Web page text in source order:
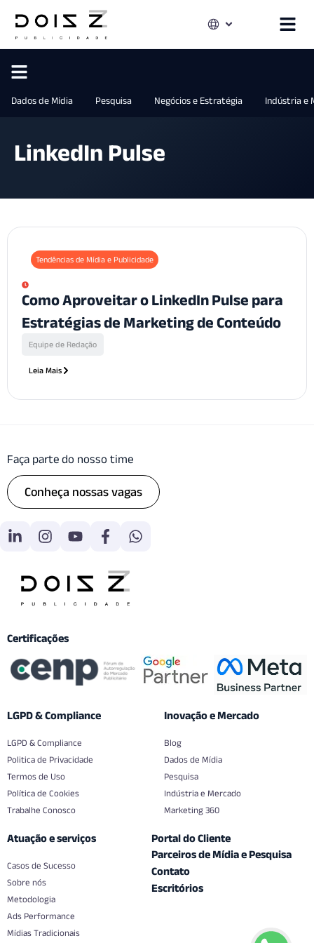
Dados de Mídia Pesquisa Negócios e Estratégia Indústria e
LinkedIn Pulse
Tendências de Mídia e Publicidade
Como Aproveitar o LinkedIn Pulse para
Estratégias de Marketing de Conteúdo
Equipe de Redação
Leia Mais
Faça parte do nosso time
Conheça nossas vagas
Certificações
LGPD & Compliance
LGPD & Compliance
Politica de Privacidade
Termos de Uso
Política de Cookies
Trabalhe Conosco
Inovação e Mercado
Blog
Dados de Mídia
Pesquisa
Indústria e Mercado
Marketing 360
Atuação e serviços
Casos de Sucesso
Sobre nós
Metodologia
Ads Performance
Mídias Tradicionais
Portal do Cliente
Parceiros de Mídia e Pesquisa
Contato
Escritórios